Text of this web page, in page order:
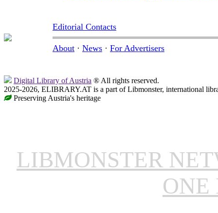
Editorial Contacts
About · News · For Advertisers
Digital Library of Austria ® All rights reserved.
2025-2026, ELIBRARY.AT is a part of Libmonster, international
Preserving Austria's heritage
LIBMONSTER
ONE